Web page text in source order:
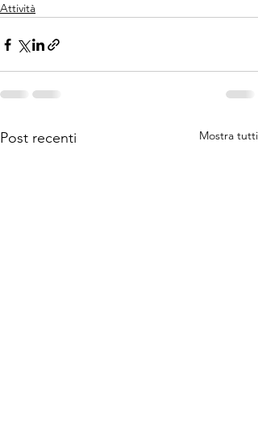
Attività
Post recenti Mostra tutti